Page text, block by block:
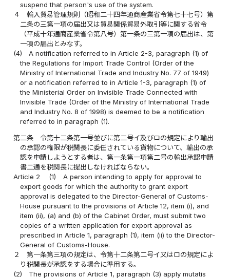
suspend that person's use of the system.
４
輸入貿易管理規則（昭和二十四年通商産業省令第七十七号）第
二条の三第一項の届出又は貿易関係貿易外取引等に関する省令
（平成十年通商産業省令第八号）第一条の三第一項の届出は、第
一項の届出とみなす。
(4)
A notification referred to in Article 2-3, paragraph (1) of
the Regulations for Import Trade Control (Order of the
Ministry of International Trade and Industry No. 77 of 1949)
or a notification referred to in Article 1-3, paragraph (1) of
the Ministerial Order on Invisible Trade Connected with
Invisible Trade (Order of the Ministry of International Trade
and Industry No. 8 of 1998) is deemed to be a notification
referred to in paragraph (1).
第二条
令第十二条第一号並びに第二号イ及びロの規定により輸出
の承認の権限が税関長に委任されている貨物について、輸出の承
認を申請しようとする者は、第一条第一項第二号の輸出承認申請
書二通を税関長に提出しなければならない。
Article 2
(1)
A person intending to apply for approval to
export goods for which the authority to grant export
approval is delegated to the Director-General of Customs-
House pursuant to the provisions of Article 12, item (i), and
item (ii), (a) and (b) of the Cabinet Order, must submit two
copies of a written application for export approval as
prescribed in Article 1, paragraph (1), item (ii) to the Director-
General of Customs-House.
２
第一条第三項の規定は、令第十二条第二号イ又はロの規定によ
り税関長が承認をする場合に準用する。
(2)
The provisions of Article 1, paragraph (3) apply mutatis